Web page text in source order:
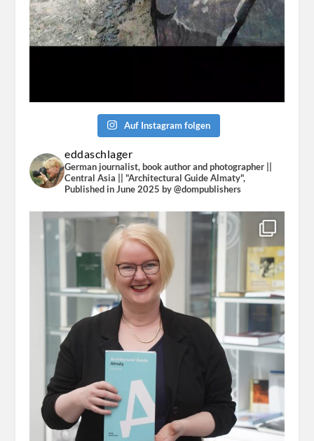
Auf Instagram folgen
eddaschlager
German journalist, book author and photographer ||
Central Asia || "Architectural Guide Almaty",
Published in June 2025 by @dompublishers